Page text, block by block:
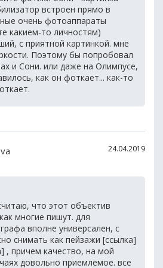
встроен прямо в
очень фотоаппараты
какием-то личностям)
с приятной картинкой. мне
Поэтому бы попробовал
и Сони. или даже на Олимпусе,
как он фоткает... как-то
24.04.2019
что этот объектив
многие пишут. для
вполне универсален, с
снимать как пейзажи [ссылка]
, причем качество, на мой
довольно приемлемое. все